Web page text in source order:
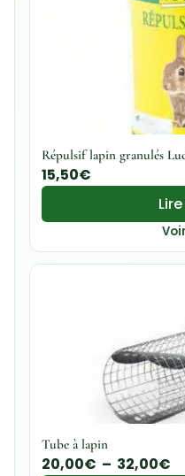
Répulsif lapin granulés
15,50€
Tube à lapin
20,00€ – 32,00€